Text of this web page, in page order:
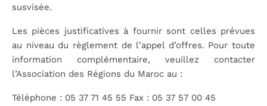
susvisée.
Les pièces justificatives à fournir sont celles prévues
au niveau du règlement de l’appel d’offres. Pour toute
information complémentaire, veuillez contacter
l’Association des Régions du Maroc au :
Téléphone : 05 37 71 45 55 Fax : 05 37 57 00 45